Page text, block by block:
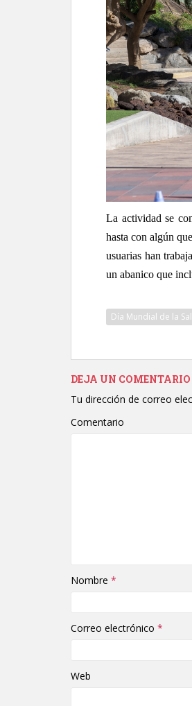
La actividad se
hasta con algún
usuarias han
un abanico que
Día Mundial de la
DEJA UN COMENTARIO
Tu dirección de correo
Comentario
Nombre *
Correo electrónico *
Web